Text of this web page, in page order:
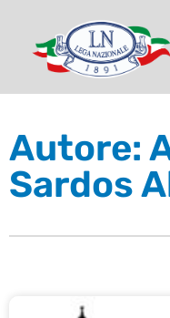
Autore:
Sardos